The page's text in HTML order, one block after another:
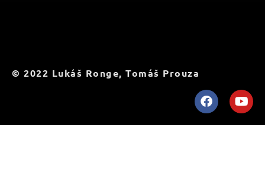
© 2022 Lukáš Ronge, Tomáš Prouza